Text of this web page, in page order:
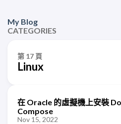
My Blog
CATEGORIES
第 17 頁
Linux
在 Oracle 的虛擬機上安裝
Compose
Nov 15, 2022